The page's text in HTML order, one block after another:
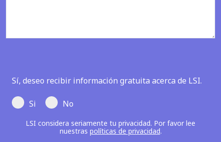
Sí, deseo recibir información gratuita acerca de LSI.
Si No
LSI considera seriamente tu privacidad. Por favor lee
nuestras políticas de privacidad.